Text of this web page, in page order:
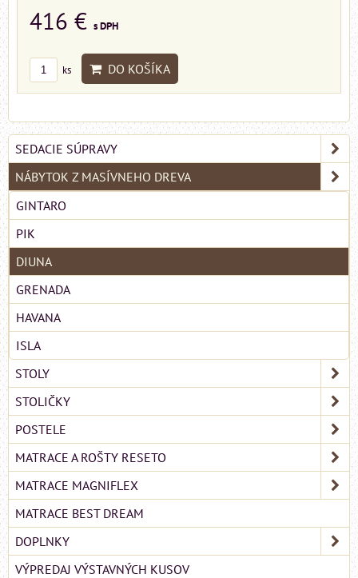
416 € s DPH
ks DO KOŠÍKA
SEDACIE SÚPRAVY
NÁBYTOK Z MASÍVNEHO DREVA
GINTARO
PIK
DIUNA
GRENADA
HAVANA
ISLA
STOLY
STOLIČKY
POSTELE
MATRACE A ROŠTY RESETO
MATRACE MAGNIFLEX
MATRACE BEST DREAM
DOPLNKY
VÝPREDAJ VÝSTAVNÝCH KUSOV